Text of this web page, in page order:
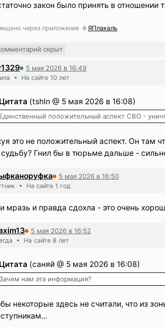
закон было принять в отношении
через приложение ЯПлакалъ
скрыт
5 мая 2026 в 16:49
• На сайте 10 лет
Цитата (tshln @ 5 мая 2026 в 16:08)
Единственный положительный аспект СВО -
это не положительный аспект. Он там
судьбу? Гнил бы в тюрьме дальше -
5 мая 2026 в 16:50
• На сайте 1 год
мразь и правда сдохла - это очень
5 мая 2026 в 16:52
• На сайте 8 лет
Цитата (саняй @ 5 мая 2026 в 16:08)
Зачем нам эта информация?
некоторые здесь не считали, что из